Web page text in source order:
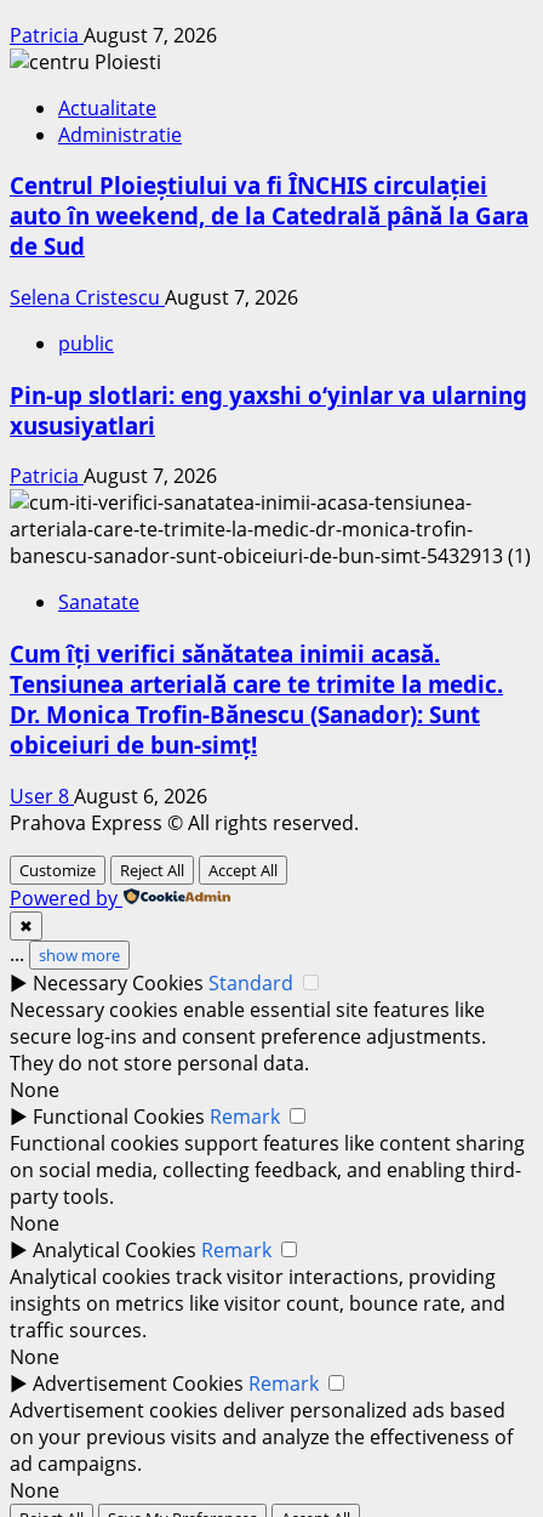
Patricia August 7, 2026
Actualitate
Administratie
Centrul Ploieștiului va fi ÎNCHIS circulației
auto în weekend, de la Catedrală până la Gara
de Sud
Selena Cristescu August 7, 2026
public
Pin-up slotlari: eng yaxshi o‘yinlar va ularning
xususiyatlari
Patricia August 7, 2026
Sanatate
Cum îți verifici sănătatea inimii acasă.
Tensiunea arterială care te trimite la medic.
Dr. Monica Trofin-Bănescu (Sanador): Sunt
obiceiuri de bun-simț!
User 8August 6, 2026
Prahova Express © All rights reserved.
Customize Reject All Accept All
Powered by
✖
... show more
► Necessary Cookies Standard
Necessary cookies enable essential site features like
secure log-ins and consent preference adjustments.
They do not store personal data.
None
► Functional Cookies Remark
Functional cookies support features like content sharing
on social media, collecting feedback, and enabling third-
party tools.
None
► Analytical Cookies Remark
Analytical cookies track visitor interactions, providing
insights on metrics like visitor count, bounce rate, and
traffic sources.
None
► Advertisement Cookies Remark
Advertisement cookies deliver personalized ads based
on your previous visits and analyze the effectiveness of
ad campaigns.
None